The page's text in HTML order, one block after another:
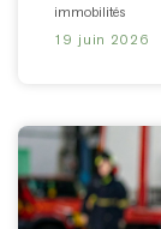
immobilités
19 juin 2026